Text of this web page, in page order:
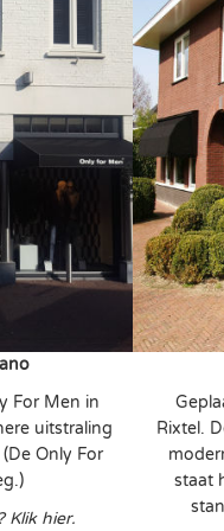
For Men in
uitstraling
Only For
Klik hier.
Rixtel.
staat